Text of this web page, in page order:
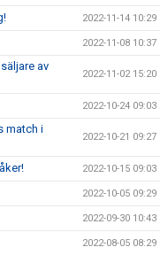
2022-11-14 10:29
2022-11-08 10:37
av
2022-11-02 15:20
2022-10-24 09:03
match i
2022-10-21 09:27
2022-10-15 09:03
2022-10-05 09:29
2022-09-30 10:43
2022-08-05 08:29